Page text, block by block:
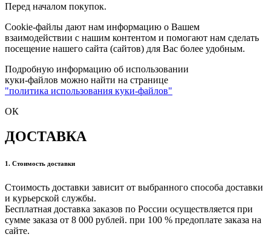
Перед началом покупок.
Cookie-файлы дают нам информацию о Вашем
взаимодействии с нашим контентом и помогают нам сделать
посещение нашего сайта (сайтов) для Вас более удобным.
Подробную информацию об использовании
куки-файлов можно найти на странице
"политика использования куки-файлов"
ОК
ДОСТАВКА
1. Стоимость доставки
Стоимость доставки зависит от выбранного способа доставки
и курьерской службы.
Бесплатная доставка заказов по России осуществляется при
сумме заказа от 8 000 рублей. при 100 % предоплате заказа на
сайте.